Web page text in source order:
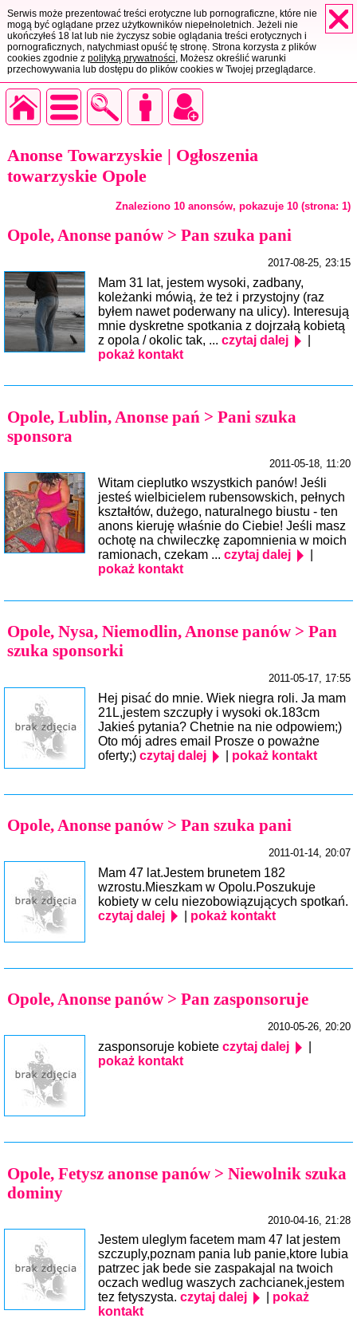
Serwis może prezentować treści erotyczne lub pornograficzne, które nie
mogą być oglądane przez użytkowników niepełnoletnich. Jeżeli nie
ukończyłeś 18 lat lub nie życzysz sobie oglądania treści erotycznych i
pornograficznych, natychmiast opuść tę stronę. Strona korzysta z plików
cookies zgodnie z polityką prywatności, Możesz określić warunki
przechowywania lub dostępu do plików cookies w Twojej przeglądarce.
Anonse Towarzyskie | Ogłoszenia
towarzyskie Opole
Znaleziono 10 anonsów, pokazuje 10 (strona: 1)
Opole, Anonse panów > Pan szuka pani
2017-08-25, 23:15
Mam 31 lat, jestem wysoki, zadbany,
koleżanki mówią, że też i przystojny (raz
byłem nawet poderwany na ulicy). Interesują
mnie dyskretne spotkania z dojrzałą kobietą
z opola / okolic tak, ... czytaj dalej
pokaż kontakt
Opole, Lublin, Anonse pań > Pani szuka
sponsora
2011-05-18, 11:20
Witam cieplutko wszystkich panów! Jeśli
jesteś wielbicielem rubensowskich, pełnych
kształtów, dużego, naturalnego biustu - ten
anons kieruję właśnie do Ciebie! Jeśli masz
ochotę na chwileczkę zapomnienia w moich
ramionach, czekam ... czytaj dalej
pokaż kontakt
Opole, Nysa, Niemodlin, Anonse panów > Pan
szuka sponsorki
2011-05-17, 17:55
Hej pisać do mnie. Wiek niegra roli. Ja mam
21L,jestem szczupły i wysoki ok.183cm
Jakieś pytania? Chetnie na nie odpowiem;)
Oto mój adres email Prosze o poważne
oferty;) czytaj dalej pokaż kontakt
Opole, Anonse panów > Pan szuka pani
2011-01-14, 20:07
Mam 47 lat.Jestem brunetem 182
wzrostu.Mieszkam w Opolu.Poszukuje
kobiety w celu niezobowiązujących spotkań.
czytaj dalej
pokaż kontakt
Opole, Anonse panów > Pan zasponsoruje
2010-05-26, 20:20
zasponsoruje kobiete czytaj dalej
pokaż kontakt
Opole, Fetysz anonse panów > Niewolnik szuka
dominy
2010-04-16, 21:28
Jestem uleglym facetem mam 47 lat jestem
szczuply,poznam pania lub panie,ktore lubia
patrzec jak bede sie zaspakajal na twoich
oczach wedlug waszych zachcianek,jestem
tez fetyszysta. czytaj dalej
pokaż
kontakt